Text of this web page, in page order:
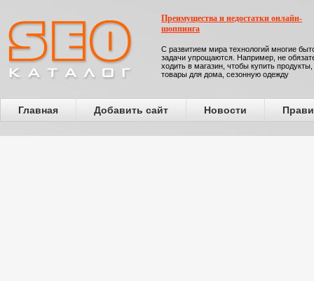
Преимущества и недостатки онлайн-
шоппинга
С развитием мира технологий многие
задачи упрощаются. Например, не
ходить в магазин, чтобы купить продукты,
товары для дома, сезонную одежду
Главная Добавить сайт Новости